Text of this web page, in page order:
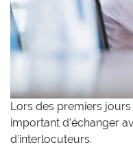
Lors des premiers
important d’échanger
d’interlocuteurs.